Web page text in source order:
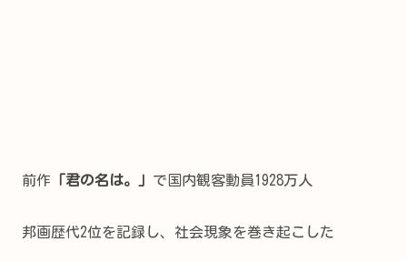
前作 「君の名は。」 で国内観客動員1928万人
邦画歴代2位を記録し、社会現象を巻き起こした